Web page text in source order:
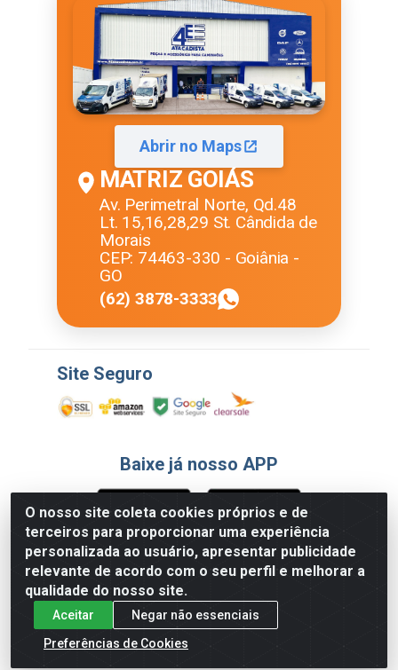
O nosso site coleta cookies próprios e de
terceiros para proporcionar uma experiência
personalizada ao usuário, apresentar publicidade
relevante de acordo com o seu perfil e melhorar a
qualidade do nosso site.
Aceitar
Negar não essenciais
Preferências de Cookies
Abrir no Maps
MATRIZ GOIÁS
Av. Perimetral Norte, Qd.48
Lt. 15,16,28,29 St. Cândida de
Morais
CEP: 74463-330 - Goiânia -
GO
(62) 3878-3333
Site Seguro
Baixe já nosso APP
Formas de Pagamento